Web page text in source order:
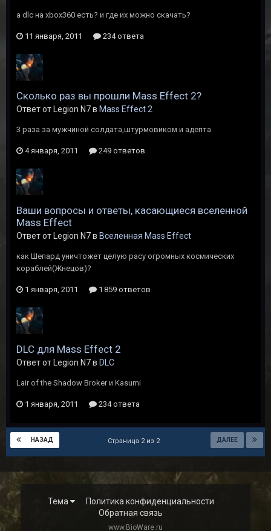
а dlc на xbox360 есть? и где их можно скачать?
11 января, 2011 234 ответа
Сколько раз вы прошли Mass Effect 2?
Ответ от Legion N7 в Mass Effect 2
3 раза за мужчиной солдата,штурмовиком и адепта
4 января, 2011 249 ответов
Ваши вопросы и ответы, касающиеся вселенной
Мass Effect
Ответ от Legion N7 в Вселенная Mass Effect
как Шепард уничтожет целую расу огромных космических
кораблей(Жнецов)?
1 января, 2011 1 859 ответов
DLC для Mass Effect 2
Ответ от Legion N7 в DLC
Lair of the Shadow Broker и Kasumi
1 января, 2011 234 ответа
НАЗАД ДАЛЕЕ
Страница 2 из 2
Тема
Политика конфиденциальности
Обратная связь
www.BioWare.ru